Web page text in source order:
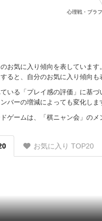
お気に入り傾向を表しています
ると、自分のお気に入り傾向も
いる「プレイ感の評価」に基
バーの増減によっても変化しま
ゲームは、「棋ニャン会」の
お気に入り TOP20